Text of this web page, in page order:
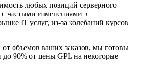
любых позиций серверного
с частыми изменениями в
IT услуг, из-за колебаний курсов
объемов ваших заказов, мы готовы
до 90% от цены GPL на некоторые